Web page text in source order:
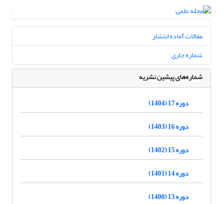
مقالات آماده انتشار
شماره جاری
شماره‌های پیشین نشریه
دوره 17 (1404)
دوره 16 (1403)
دوره 15 (1402)
دوره 14 (1401)
دوره 13 (1400)